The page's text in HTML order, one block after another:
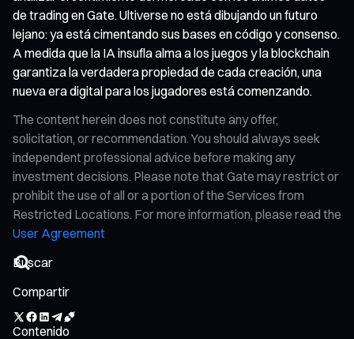
de trading en Gate. Ultiverse no está dibujando un futuro
lejano: ya está cimentando sus bases en código y consenso.
A medida que la IA insufla alma a los juegos y la blockchain
garantiza la verdadera propiedad de cada creación, una
nueva era digital para los jugadores está comenzando.
The content herein does not constitute any offer,
solicitation, or recommendation. You should always seek
independent professional advice before making any
investment decisions. Please note that Gate may restrict or
prohibit the use of all or a portion of the Services from
Restricted Locations. For more information, please read the
User Agreement
Compartir
Contenido